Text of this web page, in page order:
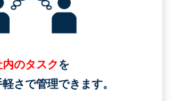
のタスクを
さで管理できます。